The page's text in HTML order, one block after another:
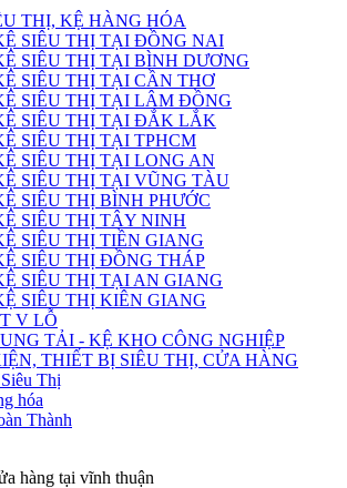
THỊ, KỆ HÀNG HÓA
SIÊU THỊ TẠI ĐỒNG NAI
SIÊU THỊ TẠI BÌNH DƯƠNG
SIÊU THỊ TẠI CẦN THƠ
SIÊU THỊ TẠI LÂM ĐỒNG
SIÊU THỊ TẠI ĐẮK LẮK
SIÊU THỊ TẠI TPHCM
SIÊU THỊ TẠI LONG AN
SIÊU THỊ TẠI VŨNG TÀU
SIÊU THỊ BÌNH PHƯỚC
SIÊU THỊ TÂY NINH
SIÊU THỊ TIỀN GIANG
SIÊU THỊ ĐỒNG THÁP
SIÊU THỊ TẠI AN GIANG
SIÊU THỊ KIÊN GIANG
V LỖ
TẢI - KỆ KHO CÔNG NGHIỆP
THIẾT BỊ SIÊU THỊ, CỬA HÀNG
Thị
hóa
Thành
hàng tại vĩnh thuận